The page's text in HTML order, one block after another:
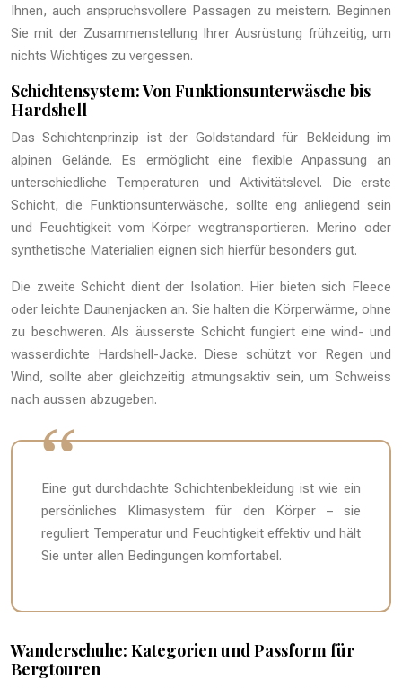
Ihnen, auch anspruchsvollere Passagen zu meistern. Beginnen
Sie mit der Zusammenstellung Ihrer Ausrüstung frühzeitig, um
nichts Wichtiges zu vergessen.
Schichtensystem: Von Funktionsunterwäsche bis
Hardshell
Das Schichtenprinzip ist der Goldstandard für Bekleidung im
alpinen Gelände. Es ermöglicht eine flexible Anpassung an
unterschiedliche Temperaturen und Aktivitätslevel. Die erste
Schicht, die Funktionsunterwäsche, sollte eng anliegend sein
und Feuchtigkeit vom Körper wegtransportieren. Merino oder
synthetische Materialien eignen sich hierfür besonders gut.
Die zweite Schicht dient der Isolation. Hier bieten sich Fleece
oder leichte Daunenjacken an. Sie halten die Körperwärme, ohne
zu beschweren. Als äusserste Schicht fungiert eine wind- und
wasserdichte Hardshell-Jacke. Diese schützt vor Regen und
Wind, sollte aber gleichzeitig atmungsaktiv sein, um Schweiss
nach aussen abzugeben.
Eine gut durchdachte Schichtenbekleidung ist wie ein
persönliches Klimasystem für den Körper – sie
reguliert Temperatur und Feuchtigkeit effektiv und hält
Sie unter allen Bedingungen komfortabel.
Wanderschuhe: Kategorien und Passform für
Bergtouren